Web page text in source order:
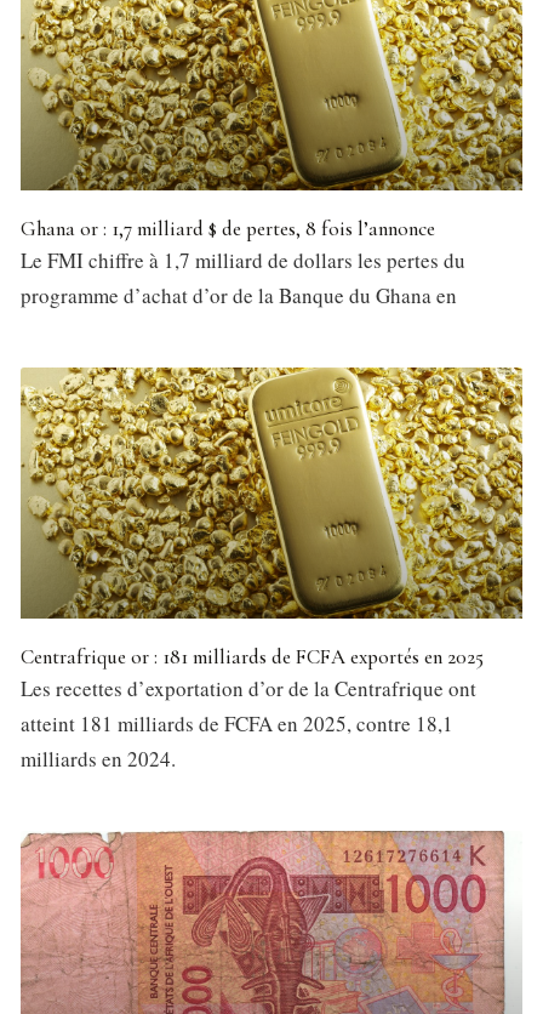
Ghana or : 1,7 milliard $ de pertes, 8 fois l’annonce
Le FMI chiffre à 1,7 milliard de dollars les pertes du
programme d’achat d’or de la Banque du Ghana en
Centrafrique or : 181 milliards de FCFA exportés en 2025
Les recettes d’exportation d’or de la Centrafrique ont
atteint 181 milliards de FCFA en 2025, contre 18,1
milliards en 2024.